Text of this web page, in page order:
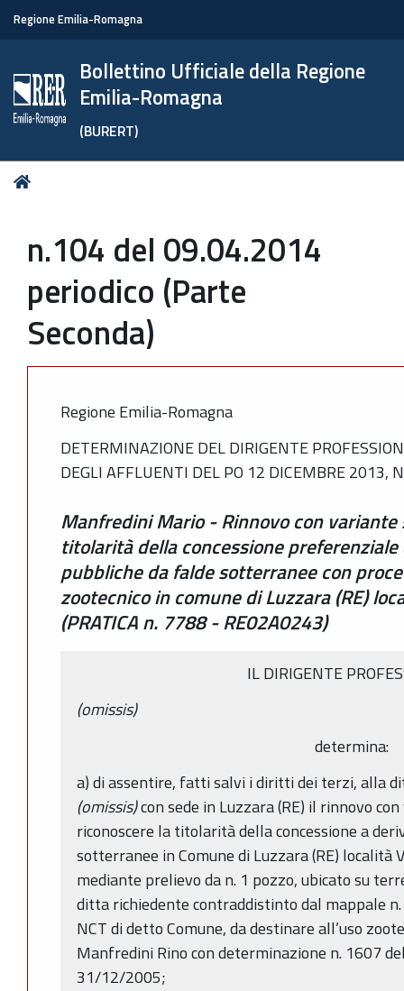
Regione Emilia-Romagna
Bollettino Ufficiale della Regione
Emilia-Romagna
(BURERT)
Tu
n.104 del 09.04.2014
periodico (Parte
Seconda)
Regione Emilia-Romagna
DETERMINAZIONE DEL DIRIGENTE
DEGLI AFFLUENTI DEL PO 12 DICEMBRE 2013,
Manfredini Mario - Rinnovo con
titolarità della concessione
pubbliche da falde sotterranee con
zootecnico in comune di Luzzara (RE)
(PRATICA n. 7788 - RE02A0243)
IL DIRIGENTE
(omissis)
determina:
a) di assentire, fatti salvi i diritti dei terzi, alla
(omissis)con sede in Luzzara (RE) il rinnovo
riconoscere la titolarità della concessione a
sotterranee in Comune di Luzzara (RE) località
mediante prelievo da n. 1 pozzo, ubicato su
ditta richiedente contraddistinto dal mappale
NCT di detto Comune, da destinare all’uso
Manfredini Rino con determinazione n. 1607
31/12/2005;